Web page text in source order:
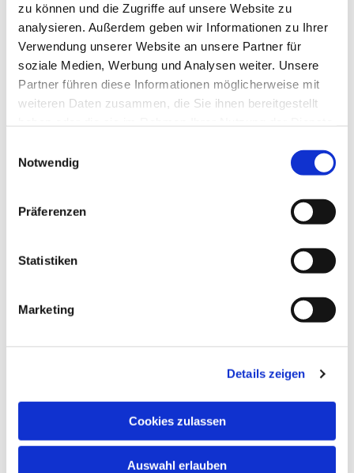
zu können und die Zugriffe auf unsere Website zu
analysieren. Außerdem geben wir Informationen zu Ihrer
Verwendung unserer Website an unsere Partner für
soziale Medien, Werbung und Analysen weiter. Unsere
Partner führen diese Informationen möglicherweise mit
weiteren Daten zusammen, die Sie ihnen bereitgestellt
Notwendig
Präferenzen
Statistiken
Marketing
Details zeigen
Cookies zulassen
Auswahl erlauben
Dies könnte Sie auch
interessieren